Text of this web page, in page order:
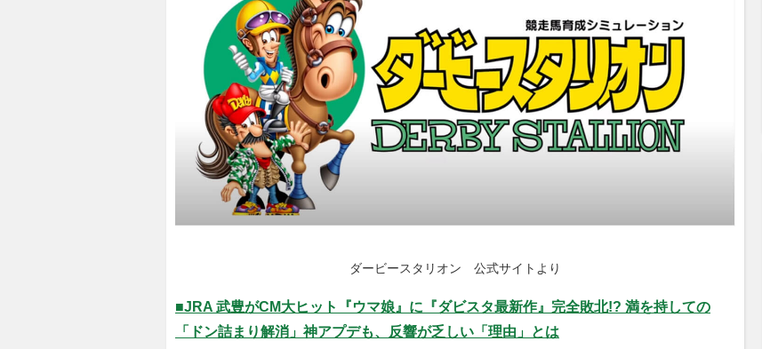
ダービースタリオン　公式サイトより
■JRA 武豊がCM大ヒット『ウマ娘』に『ダビスタ最新作』完全敗北!? 満を持しての
「ドン詰まり解消」神アプデも、反響が乏しい「理由」とは